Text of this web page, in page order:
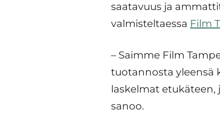
saatavuus ja
valmisteltaessa Film
– Saimme Film
tuotannosta yleensä
laskelmat etukäteen,
sanoo.